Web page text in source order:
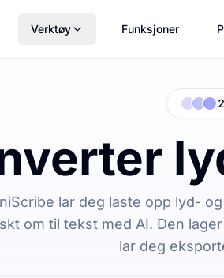
Verktøy Funksjoner
lar deg laste opp lyd-
om til tekst med AI. Den
lar deg